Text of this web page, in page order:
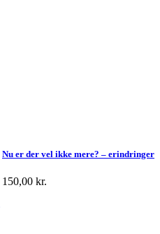
Nu er der vel ikke mere? – erindringer
150,00 kr.